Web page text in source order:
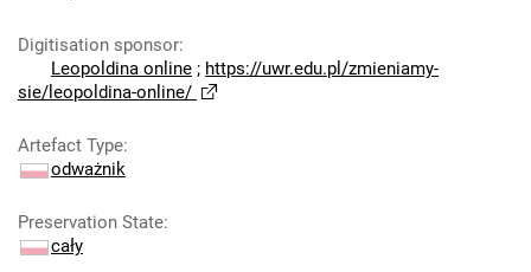
Digitisation sponsor:
Leopoldina online ; https://uwr.edu.pl/zmieniamy-
sie/leopoldina-online/
Artefact Type:
odważnik
Preservation State:
cały